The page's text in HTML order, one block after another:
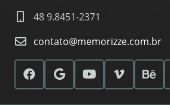
48 9.8451-2371
contato@memorizze.com.br